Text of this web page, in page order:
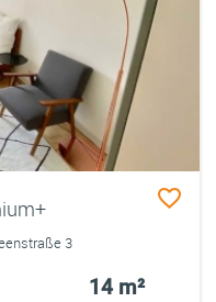
3
14 m²